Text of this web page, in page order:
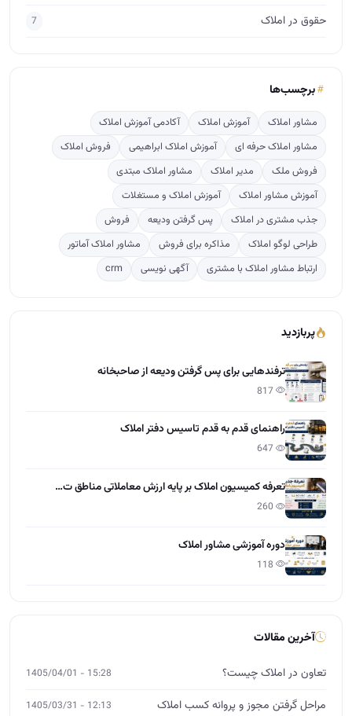
حقوق در املاک 7
برچسب‌ها
مشاور املاک آموزش املاک
آکادمی آموزش املاک
مشاور املاک حرفه ای
آموزش املاک ابراهیمی
فروش املاک
فروش ملک
مدیر املاک
مشاور املاک مبتدی
آموزش مشاور املاک
آموزش املاک و مستغلات
جذب مشتری در املاک
پس گرفتن ودیعه
فروش
طراحی لوگو املاک
مذاکره برای فروش
مشاور املاک آماتور
ارتباط مشاور املاک با مشتری
آگهی نویسی crm
پربازدید
ترفندهایی برای پس گرفتن ودیعه از صاحبخانه
راهنمای قدم به قدم تاسیس دفتر املاک
تعرفه کمیسیون املاک بر پایه ارزش معاملاتی مناطق ت…
دوره آموزشی مشاور املاک
آخرین مقالات
تعاون در املاک چیست؟ 15:28 - 1405/04/01
مراحل گرفتن مجوز و پروانه کسب املاک 12:13 - 1405/03/31